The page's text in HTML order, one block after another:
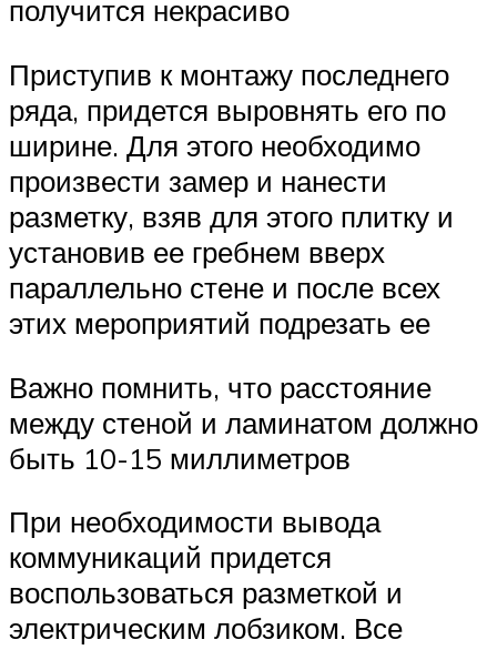
получится некрасиво
Приступив к монтажу последнего
ряда, придется выровнять его по
ширине. Для этого необходимо
произвести замер и нанести
разметку, взяв для этого плитку и
установив ее гребнем вверх
параллельно стене и после всех
этих мероприятий подрезать ее
Важно помнить, что расстояние
между стеной и ламинатом должно
быть 10-15 миллиметров
При необходимости вывода
коммуникаций придется
воспользоваться разметкой и
электрическим лобзиком. Все